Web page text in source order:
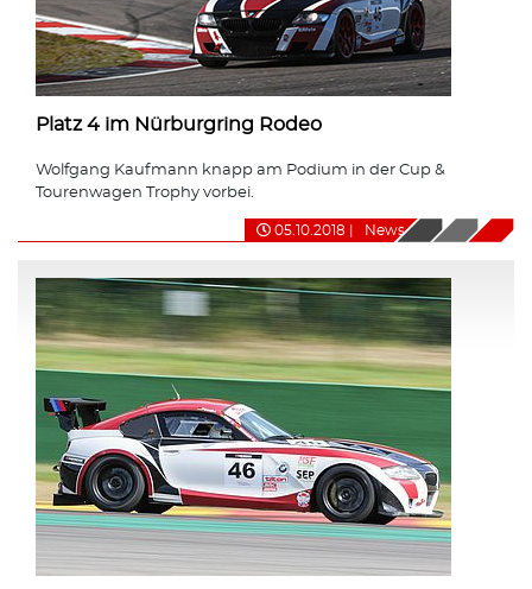
Platz 4 im Nürburgring Rodeo
Wolfgang Kaufmann knapp am Podium in der Cup &
Tourenwagen Trophy vorbei.
05.10.2018 News